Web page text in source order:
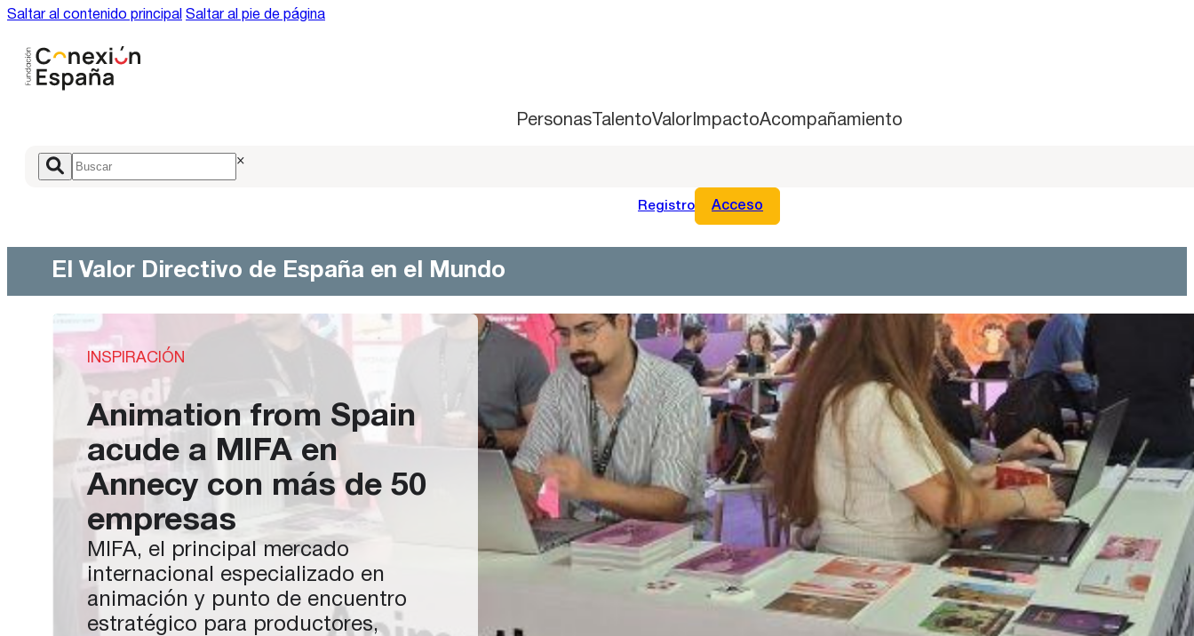
Saltar al contenido principal Saltar al pie de página
PersonasTalentoValorImpactoAcompañamiento
×
Registro Acceso
El Valor Directivo de España en el Mundo
INSPIRACIÓN
Animation from Spain
acude a MIFA en
Annecy con más de 50
empresas
MIFA, el principal mercado
internacional especializado en
animación y punto de encuentro
estratégico para productores,